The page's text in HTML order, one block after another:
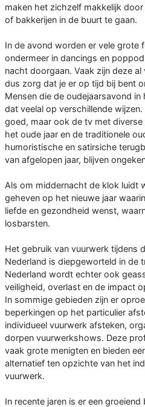
maken het zichzelf makkelijk
of bakkerijen in de buurt te gaan.
In de avond worden er vele grote
ondermeer in dancings en
nacht doorgaan. Vaak zijn deze
dus zorg dat je er op tijd bij bent
Mensen die de oudejaarsavond in
dat veelal op verschillende
goed, maar ook de tv met
het oude jaar en de traditionele
humoristische en satirsiche
van afgelopen jaar, blijven
Als om middernacht de klok luidt
geheven op het nieuwe jaar
liefde en gezondheid wenst,
losbarsten.
Het gebruik van vuurwerk tijdens
Nederland is diepgeworteld in de
Nederland wordt echter ook
veiligheid, overlast en de impact
In sommige gebieden zijn er
beperkingen op het particulier
individueel vuurwerk afsteken,
dorpen vuurwerkshows. Deze
vaak grote menigten en bieden
alternatief ten opzichte van het
vuurwerk.
In recente jaren is er een